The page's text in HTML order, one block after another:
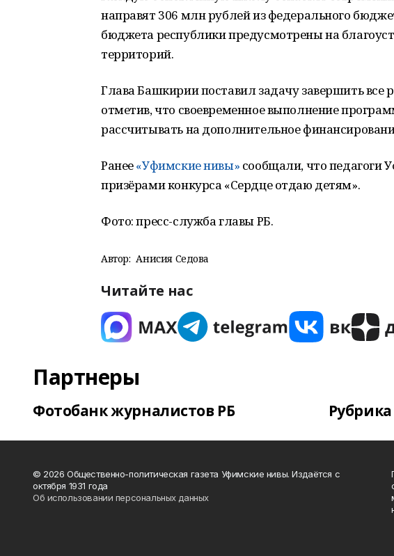
направят 306 млн рублей из федерального
бюджета республики предусмотрены на
территорий.
Глава Башкирии поставил задачу завершить все
отметив, что своевременное выполнение
рассчитывать на дополнительное
Ранее«Уфимские нивы» сообщали, что педагоги
призёрами конкурса «Сердце отдаю детям».
Фото: пресс-служба главы РБ.
Автор: Анисия Седова
Читайте нас
Партнеры
Фотобанк журналистов РБ
© 2026 Общественно-политическая газета Уфимские нивы. Издаётся с
октября 1931 года
Об использовании персональных данных